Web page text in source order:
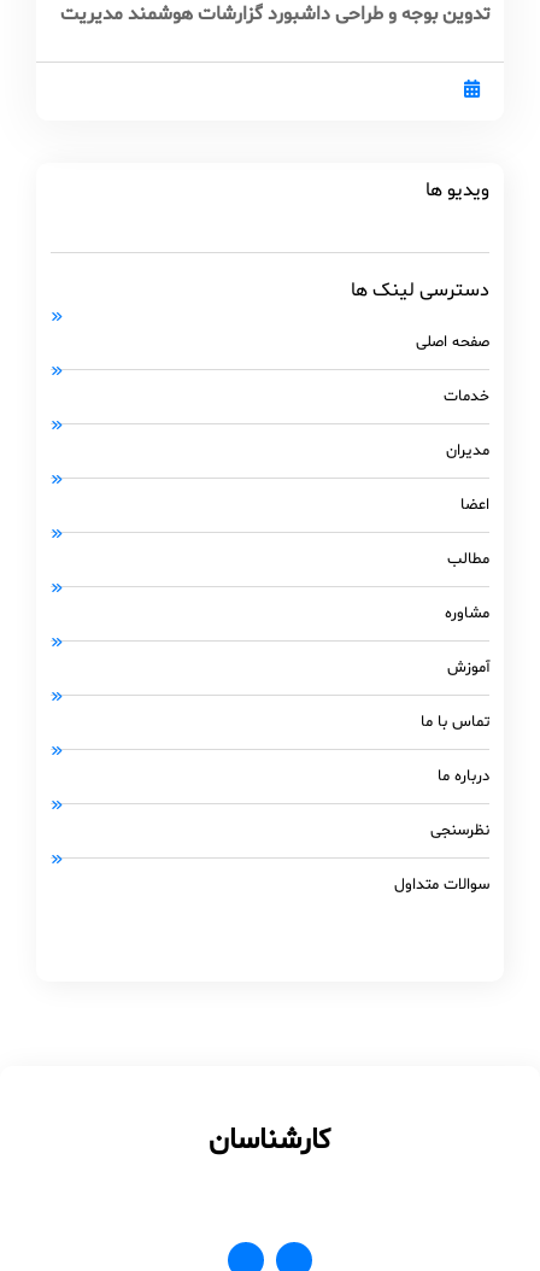
تدوین بوجه و طراحی داشبورد گزارشات هوشمند مدیریت
ویدیو ها
دسترسی لینک ها
صفحه اصلی
خدمات
مدیران
اعضا
مطالب
مشاوره
آموزش
تماس با ما
درباره ما
نظرسنجی
سوالات متداول
کارشناسان